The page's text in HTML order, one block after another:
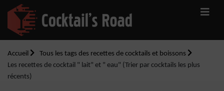
Accueil
Tous les tags des recettes de cocktails et boissons
Les recettes de cocktail " lait" et " eau" (Trier par cocktails les plus
récents)